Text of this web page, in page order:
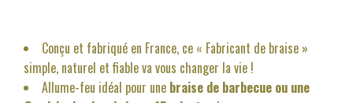
Conçu et fabriqué en France, ce « Fabricant de braise »
simple, naturel et fiable va vous changer la vie !
Allume-feu idéal pour une braise de barbecue ou une